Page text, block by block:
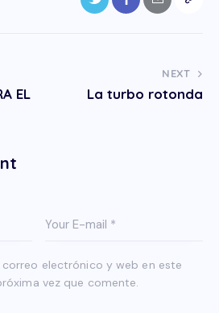
EL
NEXT
La turbo rotonda
electrónico y web en este
vez que comente.